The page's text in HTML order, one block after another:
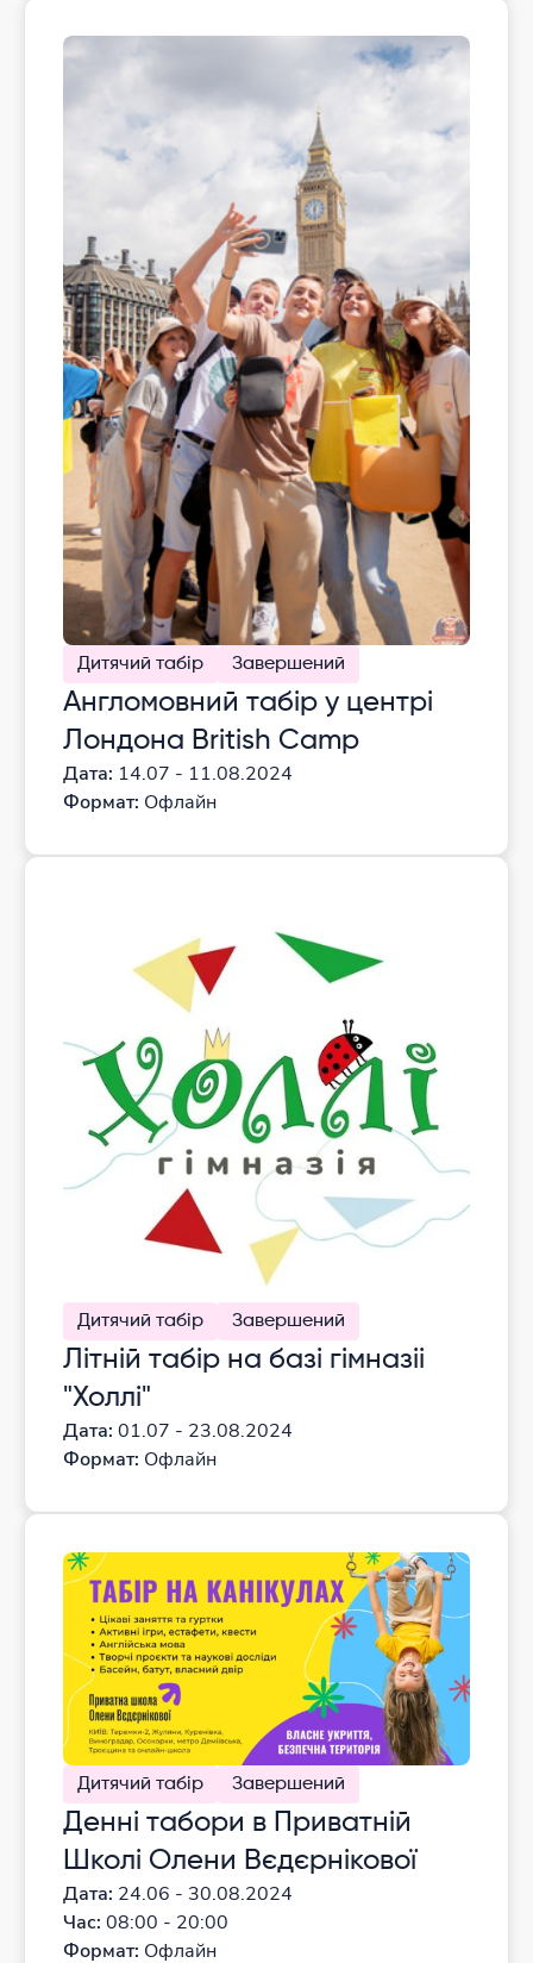
Дитячий табір Завершений
Англомовний табір у центрі
Лондона British Camp
Дата: 14.07 - 11.08.2024
Формат: Офлайн
Дитячий табір Завершений
Літній табір на базі гімназіі
"Холлі"
Дата: 01.07 - 23.08.2024
Формат: Офлайн
Дитячий табір Завершений
Денні табори в Приватній
Школі Олени Вєдєрнікової
Дата: 24.06 - 30.08.2024
Час: 08:00 - 20:00
Формат: Офлайн